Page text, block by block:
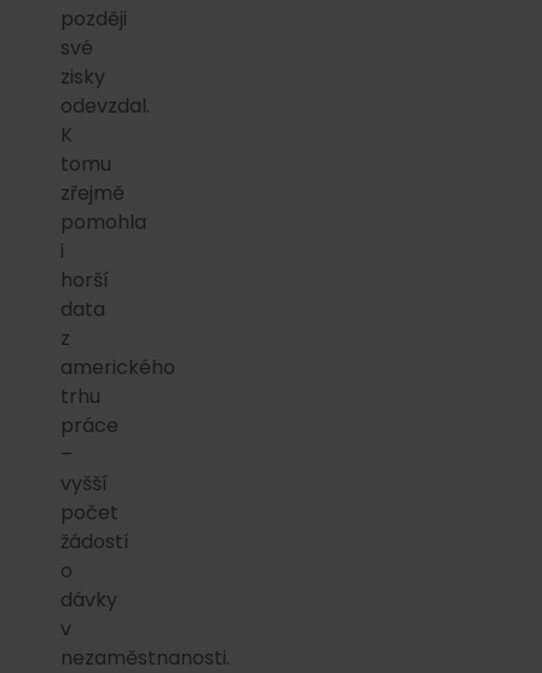
později
své
zisky
odevzdal.
K
tomu
zřejmě
pomohla
i
horší
data
z
amerického
trhu
práce
–
vyšší
počet
žádostí
o
dávky
v
nezaměstnanosti.